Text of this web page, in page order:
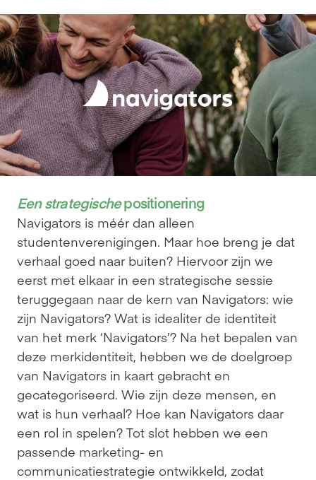
Een strategische positionering
Navigators is méér dan alleen
studentenverenigingen. Maar hoe breng je dat
verhaal goed naar buiten? Hiervoor zijn we
eerst met elkaar in een strategische sessie
teruggegaan naar de kern van Navigators: wie
zijn Navigators? Wat is idealiter de identiteit
van het merk ‘Navigators’? Na het bepalen van
deze merkidentiteit, hebben we de doelgroep
van Navigators in kaart gebracht en
gecategoriseerd. Wie zijn deze mensen, en
wat is hun verhaal? Hoe kan Navigators daar
een rol in spelen? Tot slot hebben we een
passende marketing- en
communicatiestrategie ontwikkeld, zodat